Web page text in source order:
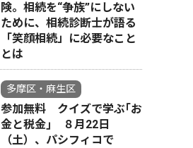
険。相続を“争族”にしない
ために、相続診断士が語る
「笑顔相続」に必要なこと
とは
多摩区・麻生区
参加無料 クイズで学ぶ｢お
金と税金｣ ８月22日
（土）、パシフィコで